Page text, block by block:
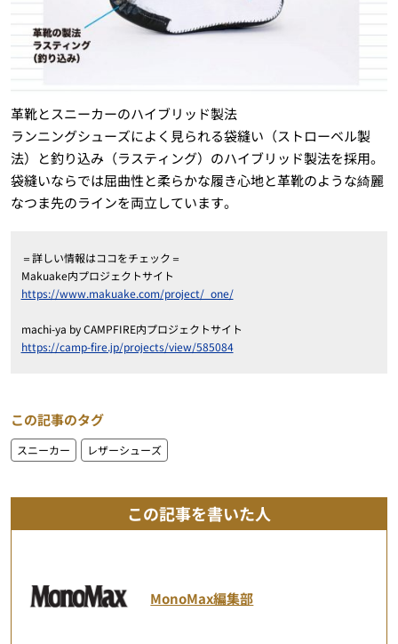
革靴とスニーカーのハイブリッド製法
ランニングシューズによく見られる袋縫い（ストローベル製
法）と釣り込み（ラスティング）のハイブリッド製法を採用。
袋縫いならでは屈曲性と柔らかな履き心地と革靴のような綺麗
なつま先のラインを両立しています。
＝詳しい情報はココをチェック＝
Makuake内プロジェクトサイト
https://www.makuake.com/project/_one/
machi-ya by CAMPFIRE内プロジェクトサイト
https://camp-fire.jp/projects/view/585084
この記事のタグ
スニーカー レザーシューズ
この記事を書いた人
MonoMax編集部